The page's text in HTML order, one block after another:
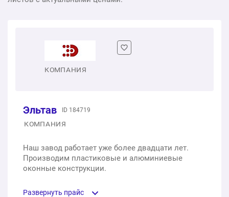
КОМПАНИЯ
Эльтав
ID 184719
КОМПАНИЯ
Наш завод работает уже более двадцати лет.
Производим пластиковые и алюминиевые
оконные конструкции.
Развернуть прайс